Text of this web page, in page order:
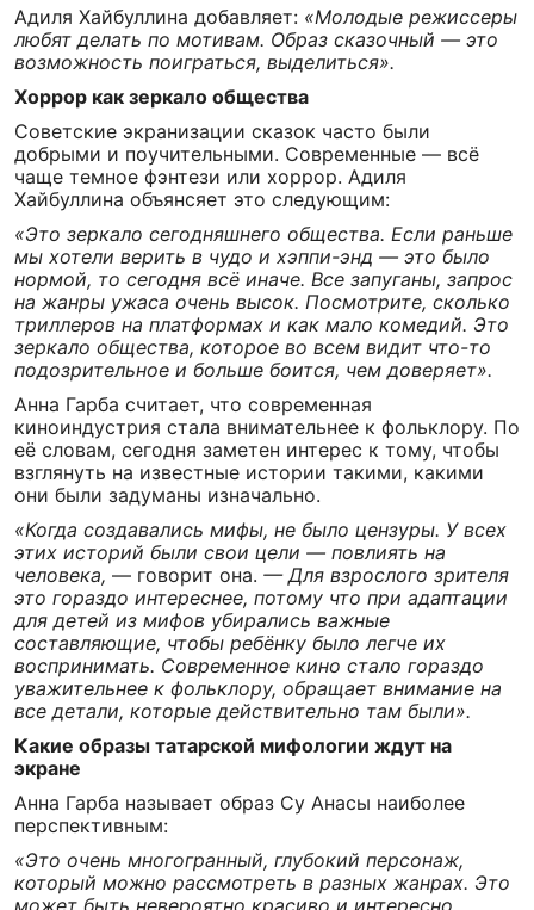
Адиля Хайбуллина добавляет: «Молодые режиссеры
любят делать по мотивам. Образ сказочный — это
возможность поиграться, выделиться».
Хоррор как зеркало общества
Советские экранизации сказок часто были
добрыми и поучительными. Современные — всё
чаще темное фэнтези или хоррор. Адиля
Хайбуллина объянсяет это следующим:
«Это зеркало сегодняшнего общества. Если раньше
мы хотели верить в чудо и хэппи-энд — это было
нормой, то сегодня всё иначе. Все запуганы, запрос
на жанры ужаса очень высок. Посмотрите, сколько
триллеров на платформах и как мало комедий. Это
зеркало общества, которое во всем видит что-то
подозрительное и больше боится, чем доверяет».
Анна Гарба считает, что современная
киноиндустрия стала внимательнее к фольклору. По
её словам, сегодня заметен интерес к тому, чтобы
взглянуть на известные истории такими, какими
они были задуманы изначально.
«Когда создавались мифы, не было цензуры. У всех
этих историй были свои цели — повлиять на
человека, — говорит она. — Для взрослого зрителя
это гораздо интереснее, потому что при адаптации
для детей из мифов убирались важные
составляющие, чтобы ребёнку было легче их
воспринимать. Современное кино стало гораздо
уважительнее к фольклору, обращает внимание на
все детали, которые действительно там были».
Какие образы татарской мифологии ждут на
экране
Анна Гарба называет образ Су Анасы наиболее
перспективным:
«Это очень многогранный, глубокий персонаж,
который можно рассмотреть в разных жанрах. Это